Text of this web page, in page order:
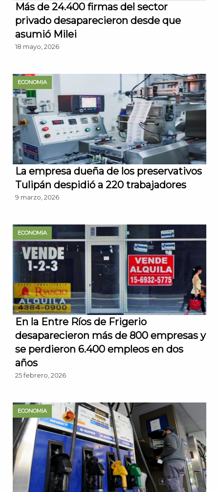
Más de 24.400 firmas del sector
privado desaparecieron desde que
asumió Milei
18 mayo, 2026
ECONOMIA
La empresa dueña de los preservativos
Tulipán despidió a 220 trabajadores
9 marzo, 2026
ECONOMIA
En la Entre Ríos de Frigerio
desaparecieron más de 800 empresas y
se perdieron 6.400 empleos en dos
años
25 febrero, 2026
ECONOMIA